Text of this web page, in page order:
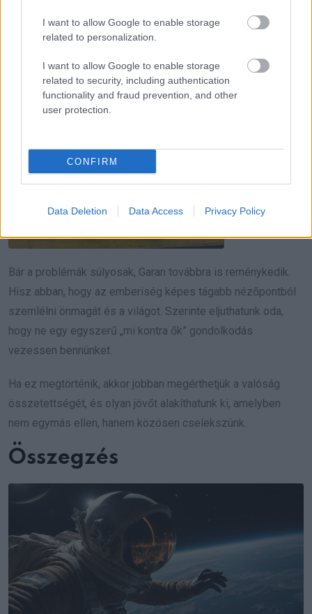
I want to allow Google to enable storage
related to personalization.
I want to allow Google to enable storage
related to security, including authentication
functionality and fraud prevention, and other
user protection.
CONFIRM
Data Deletion Data Access Privacy Policy
Bár a problémák súlyosak, Garan továbbra is reménykedik.
Hisz abban, hogy az emberiség képes tágabb nézőpontból
szemlélni önmagát és a világot. Szerinte eljuthatunk oda,
hogy ne egy egyszerű „mi kontra ők” gondolkodás
vezessen bennünket.
Ha ez megtörténik, akkor jobban megérthetjük a valóság
összetettségét, és olyan jövőt alakíthatunk ki, amelyben
nem egymás ellen, hanem közösen cselekszünk.
Összegzés